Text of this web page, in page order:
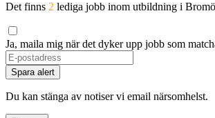
Det finns 2 lediga jobb inom utbildning i
Ja, maila mig när det dyker upp jobb som
If
you
are
a
Spara alert
Du kan stänga av notiser vi email närsomhelst.